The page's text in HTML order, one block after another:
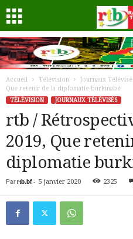
Accueil Télévision Journaux
Que retenir de la diplomatie burkinabé
TÉLÉVISION
JOURNAUX TÉLÉVISÉS
rtb /
2019, Que
diplomatie
Par rtb.bf- 5 janvier 2020 2325